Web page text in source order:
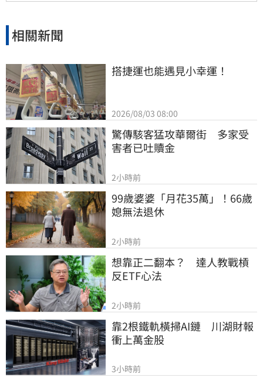
相關新聞
搭捷運也能遇見小幸運！
2026/08/03 08:00
驚傳駭客猛攻華爾街　多家受
害者已吐贖金
2小時前
99歲婆婆「月花35萬」！66歲
媳無法退休
2小時前
想靠正二翻本？　達人教戰槓
反ETF心法
2小時前
靠2根鐵軌橫掃AI鏈　川湖財報
衝上萬金股
3小時前